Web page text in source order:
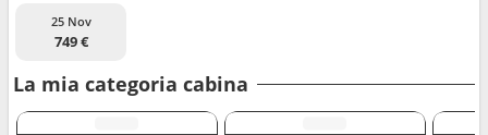
25 Nov
749 €
La mia categoria cabina